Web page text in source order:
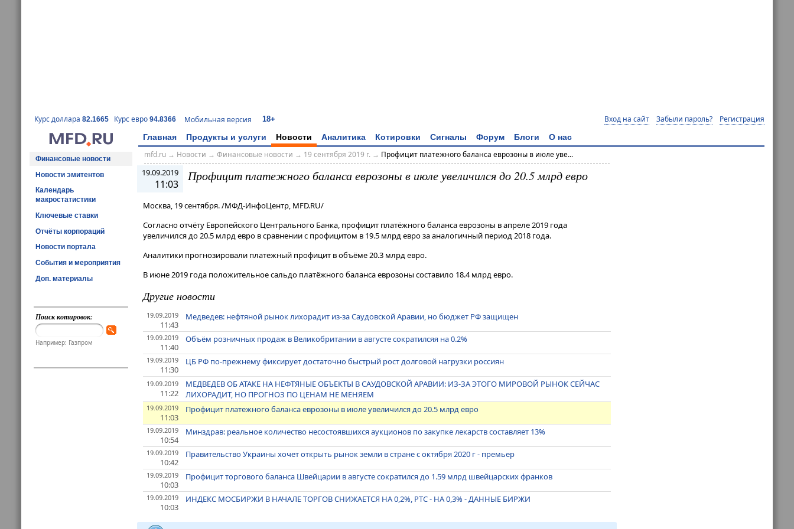
Курс доллара 82.1665 Курс евро 94.8366 Мобильная версия 18+ Вход на сайт Забыли пароль? Регистрация
Главная Продукты и услуги Новости Аналитика Котировки Сигналы Форум Блоги О нас
Финансовые новости
Новости эмитентов
Календарь
макростатистики
Ключевые ставки
Отчёты корпораций
Новости портала
События и мероприятия
Доп. материалы
Поиск котировок:
Например: Газпром
mfd.ru→ Новости → Финансовые новости → 19 сентября 2019 г. → Профицит платежного баланса еврозоны в июле уве...
19.09.2019
11:03
Профицит платежного баланса еврозоны в июле увеличился до 20.5 млрд евро
Москва, 19 сентября. /МФД-ИнфоЦентр, MFD.RU/
Согласно отчёту Европейского Центрального Банка, профицит платёжного баланса еврозоны в апреле 2019 года
увеличился до 20.5 млрд евро в сравнении с профицитом в 19.5 млрд евро за аналогичный период 2018 года.
Аналитики прогнозировали платежный профицит в объёме 20.3 млрд евро.
В июне 2019 года положительное сальдо платёжного баланса еврозоны составило 18.4 млрд евро.
Другие новости
19.09.2019
11:43
Медведев: нефтяной рынок лихорадит из-за Саудовской Аравии, но бюджет РФ защищен
19.09.2019
11:40
Объём розничных продаж в Великобритании в августе сократилсяя на 0.2%
19.09.2019
11:30
ЦБ РФ по-прежнему фиксирует достаточно быстрый рост долговой нагрузки россиян
19.09.2019
11:22
МЕДВЕДЕВ ОБ АТАКЕ НА НЕФТЯНЫЕ ОБЪЕКТЫ В САУДОВСКОЙ АРАВИИ: ИЗ-ЗА ЭТОГО МИРОВОЙ РЫНОК СЕЙЧАС
ЛИХОРАДИТ, НО ПРОГНОЗ ПО ЦЕНАМ НЕ МЕНЯЕМ
19.09.2019
11:03
Профицит платежного баланса еврозоны в июле увеличился до 20.5 млрд евро
19.09.2019
10:54
Минздрав: реальное количество несостоявшихся аукционов по закупке лекарств составляет 13%
19.09.2019
10:42
Правительство Украины хочет открыть рынок земли в стране с октября 2020 г - премьер
19.09.2019
10:03
Профицит торгового баланса Швейцарии в августе сократился до 1.59 млрд швейцарских франков
19.09.2019
10:03
ИНДЕКС МОСБИРЖИ В НАЧАЛЕ ТОРГОВ СНИЖАЕТСЯ НА 0,2%, РТС - НА 0,3% - ДАННЫЕ БИРЖИ